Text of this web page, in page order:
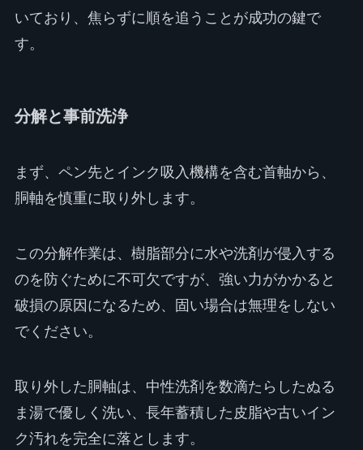
いており、焦らずに順を追うことが成功の鍵で
す。
分解と事前洗浄
まず、ペン先とインク吸入機構を含む首軸から、
胴軸を慎重に取り外します。
この分解作業は、樹脂部分に水や洗剤が侵入する
のを防ぐために不可欠ですが、強い力がかかると
破損の原因になるため、固い場合は無理をしない
でください。
取り外した胴軸は、中性洗剤を数滴たらしたぬる
ま湯で優しく洗い、長年蓄積した皮脂や古いイン
ク汚れを完全に落とします。